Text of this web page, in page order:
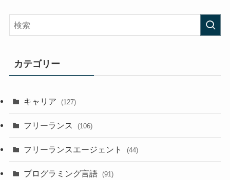
カテゴリー
キャリア (127)
フリーランス (106)
フリーランスエージェント (44)
プログラミング言語 (91)